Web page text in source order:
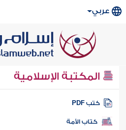
عربي
المكتبة الإسلامية
كتب PDF